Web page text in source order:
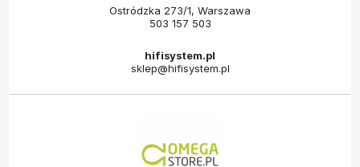
Ostródzka 273/1, Warszawa
503 157 503
hifisystem.pl
sklep@hifisystem.pl